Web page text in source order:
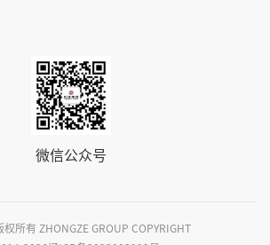
微信公众号
权所有 ZHONGZE GROUP COPYRIGHT